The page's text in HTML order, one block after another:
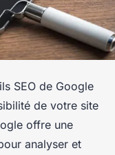
SEO de Google
de votre site
offre une
analyser et